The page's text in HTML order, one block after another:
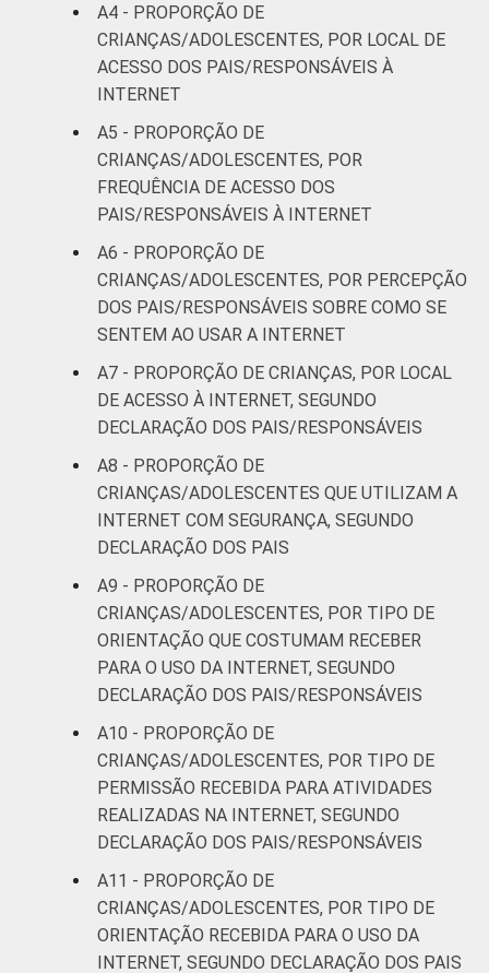
RENDA
FAMILIAR
Até 1 SM
Mais de 1
Mais de 2
SM até 3 SM
SM
CLASSE
SOCIAL
AB 74
C 60
DE 33
¹Base: 2 261 usuários de Internet de 9 a 17
anos. Respostas estimuladas. Cada item
apresentado se refere apenas aos
resultados da alternativa "sim". Dados
coletados entre setembro de 2013 e janeiro
de 2014.
Fonte: NIC.br - set/2013 a jan/2014
A4 - PROPORÇÃO DE
CRIANÇAS/ADOLESCENTES, POR LOCAL DE
ACESSO DOS PAIS/RESPONSÁVEIS À
INTERNET
A5 - PROPORÇÃO DE
CRIANÇAS/ADOLESCENTES, POR
FREQUÊNCIA DE ACESSO DOS
PAIS/RESPONSÁVEIS À INTERNET
A6 - PROPORÇÃO DE
CRIANÇAS/ADOLESCENTES, POR PERCEPÇÃO
DOS PAIS/RESPONSÁVEIS SOBRE COMO SE
SENTEM AO USAR A INTERNET
A7 - PROPORÇÃO DE CRIANÇAS, POR LOCAL
DE ACESSO À INTERNET, SEGUNDO
DECLARAÇÃO DOS PAIS/RESPONSÁVEIS
A8 - PROPORÇÃO DE
CRIANÇAS/ADOLESCENTES QUE UTILIZAM A
INTERNET COM SEGURANÇA, SEGUNDO
DECLARAÇÃO DOS PAIS
A9 - PROPORÇÃO DE
CRIANÇAS/ADOLESCENTES, POR TIPO DE
ORIENTAÇÃO QUE COSTUMAM RECEBER
PARA O USO DA INTERNET, SEGUNDO
DECLARAÇÃO DOS PAIS/RESPONSÁVEIS
A10 - PROPORÇÃO DE
CRIANÇAS/ADOLESCENTES, POR TIPO DE
PERMISSÃO RECEBIDA PARA ATIVIDADES
REALIZADAS NA INTERNET, SEGUNDO
DECLARAÇÃO DOS PAIS/RESPONSÁVEIS
A11 - PROPORÇÃO DE
CRIANÇAS/ADOLESCENTES, POR TIPO DE
ORIENTAÇÃO RECEBIDA PARA O USO DA
INTERNET, SEGUNDO DECLARAÇÃO DOS PAIS